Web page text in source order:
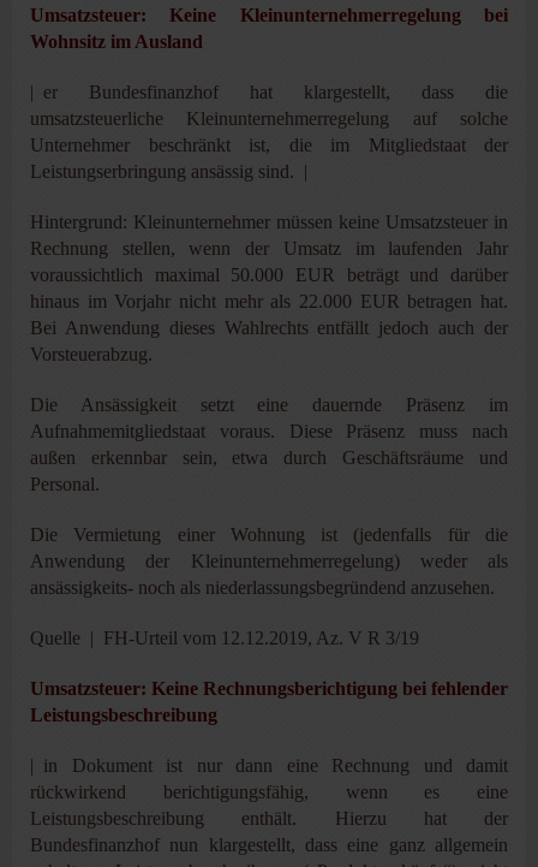
Umsatzsteuer: Keine Kleinunternehmerregelung bei
Wohnsitz im Ausland
| er Bundesfinanzhof hat klargestellt, dass die
umsatzsteuerliche Kleinunternehmerregelung auf solche
Unternehmer beschränkt ist, die im Mitgliedstaat der
Leistungserbringung ansässig sind. |
Hintergrund: Kleinunternehmer müssen keine Umsatzsteuer in
Rechnung stellen, wenn der Umsatz im laufenden Jahr
voraussichtlich maximal 50.000 EUR beträgt und darüber
hinaus im Vorjahr nicht mehr als 22.000 EUR betragen hat.
Bei Anwendung dieses Wahlrechts entfällt jedoch auch der
Vorsteuerabzug.
Die Ansässigkeit setzt eine dauernde Präsenz im
Aufnahmemitgliedstaat voraus. Diese Präsenz muss nach
außen erkennbar sein, etwa durch Geschäftsräume und
Personal.
Die Vermietung einer Wohnung ist (jedenfalls für die
Anwendung der Kleinunternehmerregelung) weder als
ansässigkeits- noch als niederlassungsbegründend anzusehen.
Quelle | FH-Urteil vom 12.12.2019, Az. V R 3/19
Umsatzsteuer: Keine Rechnungsberichtigung bei fehlender
Leistungsbeschreibung
| in Dokument ist nur dann eine Rechnung und damit
rückwirkend berichtigungsfähig, wenn es eine
Leistungsbeschreibung enthält. Hierzu hat der
Bundesfinanzhof nun klargestellt, dass eine ganz allgemein